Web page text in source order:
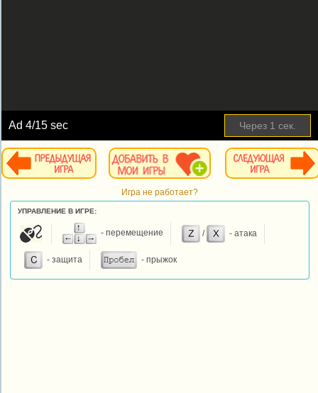
Ad4/15 sec Через 1 сек.
Игра не работает?
УПРАВЛЕНИЕ В ИГРЕ:
- перемещение / - атака
- защита - прыжок